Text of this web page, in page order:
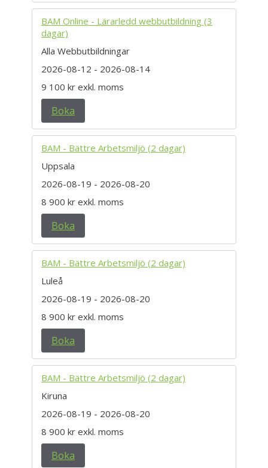
BAM Online - Lärarledd webbutbildning (3
dagar)
Alla Webbutbildningar
2026-08-12 - 2026-08-14
9 100 kr exkl. moms
Boka
BAM - Bättre Arbetsmiljö (2 dagar)
Uppsala
2026-08-19 - 2026-08-20
8 900 kr exkl. moms
Boka
BAM - Bättre Arbetsmiljö (2 dagar)
Luleå
2026-08-19 - 2026-08-20
8 900 kr exkl. moms
Boka
BAM - Bättre Arbetsmiljö (2 dagar)
Kiruna
2026-08-19 - 2026-08-20
8 900 kr exkl. moms
Boka